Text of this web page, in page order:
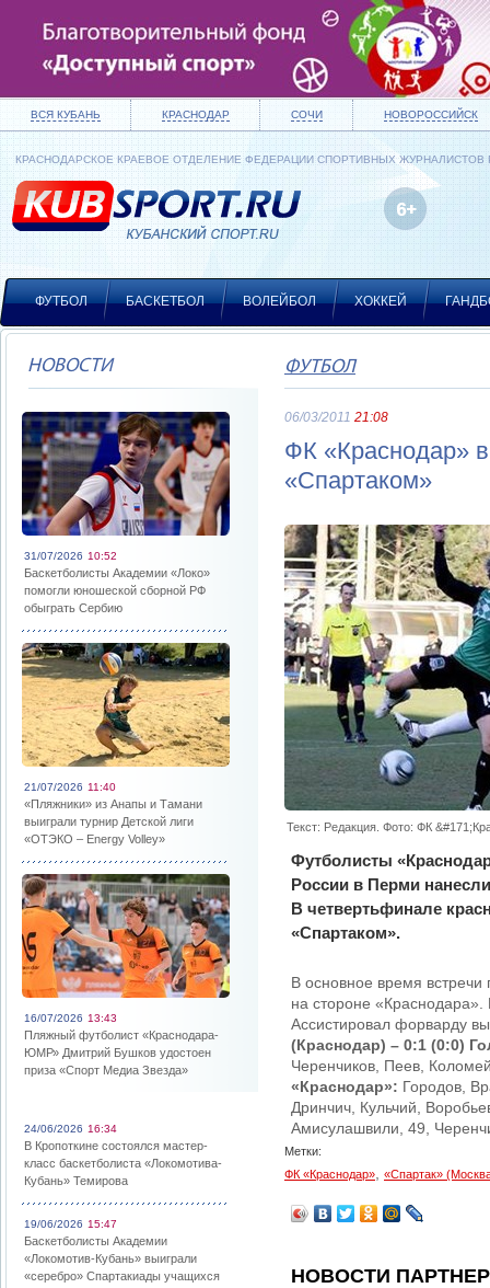
ВСЯ КУБАНЬ КРАСНОДАР СОЧИ НОВОРОССИЙСК
КРАСНОДАРСКОЕ КРАЕВОЕ ОТДЕЛЕНИЕ ФЕДЕРАЦИИ СПОРТИВНЫХ ЖУРНАЛИСТОВ
ФУТБОЛ БАСКЕТБОЛ ВОЛЕЙБОЛ ХОККЕЙ
НОВОСТИ
31/07/2026 10:52
Баскетболисты Академии «Локо»
помогли юношеской сборной РФ
обыграть Сербию
21/07/2026 11:40
«Пляжники» из Анапы и Тамани
выиграли турнир Детской лиги
«ОТЭКО – Energy Volley»
16/07/2026 13:43
Пляжный футболист «Краснодара-
ЮМР» Дмитрий Бушков удостоен
приза «Спорт Медиа Звезда»
24/06/2026 16:34
В Кропоткине состоялся мастер-
класс баскетболиста «Локомотива-
Кубань» Темирова
19/06/2026 15:47
Баскетболисты Академии
«Локомотив-Кубань» выиграли
«серебро» Спартакиады учащихся
ФУТБОЛ
06/03/2011 21:08
ФК «Краснодар»
«Спартаком»
Текст: Редакция. Фото: ФК
Футболисты
России в Перми
В четвертьфинале
«Спартаком».
В основное время
на стороне
Ассистировал форварду
(Краснодар) – 0:1 (0:0)
Черенчиков, Пеев,
«Краснодар»: Городов,
Дринчич, Кульчий,
Амисулашвили, 49,
Метки:
ФК «Краснодар»
«Спартак»
НОВОСТИ